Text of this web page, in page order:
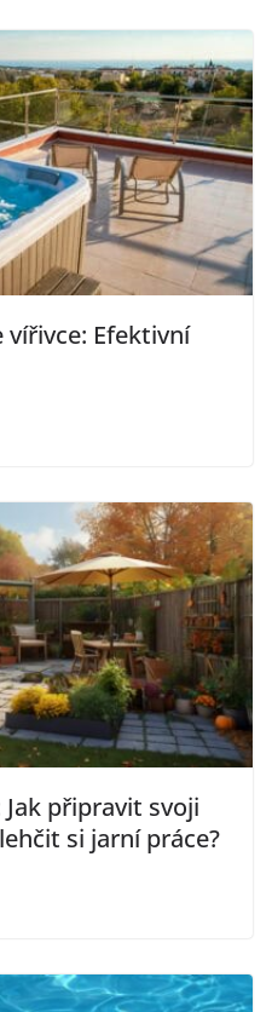
vířivce: Efektivní
připravit svoji
si jarní práce?